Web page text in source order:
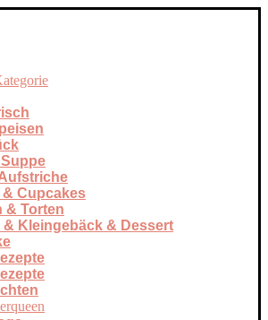
& Cupcakes
& Torten
& Kleingebäck & Dessert